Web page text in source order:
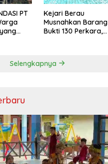
PT
Kejari Berau
Musnahkan Barang
Bukti 130 Perkara,
Selengkapnya